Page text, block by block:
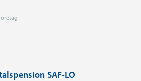
SAF-LO